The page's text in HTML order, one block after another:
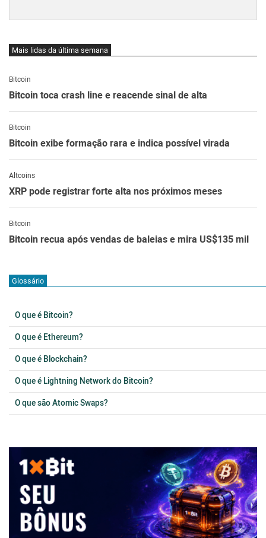
Mais lidas da última semana
Bitcoin
Bitcoin toca crash line e reacende sinal de alta
Bitcoin
Bitcoin exibe formação rara e indica possível virada
Altcoins
XRP pode registrar forte alta nos próximos meses
Bitcoin
Bitcoin recua após vendas de baleias e mira US$135 mil
Glossário
O que é Bitcoin?
O que é Ethereum?
O que é Blockchain?
O que é Lightning Network do Bitcoin?
O que são Atomic Swaps?